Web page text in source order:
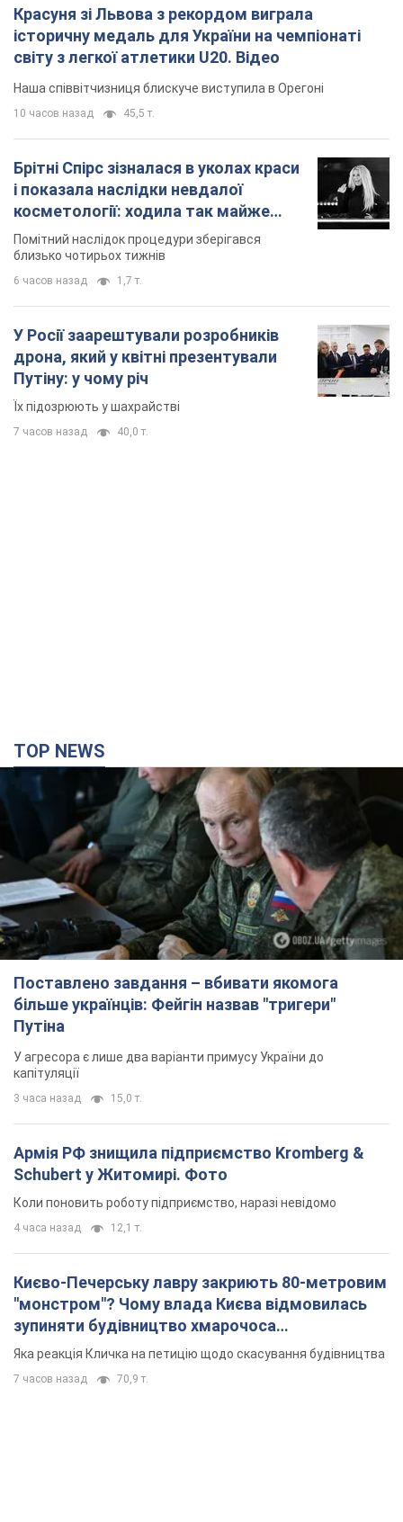
і показала наслідки невдалої
косметології: ходила так майже
місяць
Помітний наслідок процедури зберігався
дрона, який у квітні презентували
Путіну: у чому річ
7 часов назад 40,0 т.
Поставлено завдання – вбивати якомога
більше українців: Фейгін назвав "тригери"
Путіна
У агресора є лише два варіанти примусу України до
капітуляції
3 часа назад 15,0 т.
Армія РФ знищила підприємство Kromberg &
Schubert у Житомирі. Фото
Коли поновить роботу підприємство, наразі невідомо
4 часа назад
Києво-Печерську лавру закриють 80-метровим
"монстром"? Чому влада Києва відмовилась
зупиняти будівництво хмарочоса
"московського вірянина"
Яка реакція Кличка на петицію щодо скасування будівництва
7 часов назад 70,9 т.